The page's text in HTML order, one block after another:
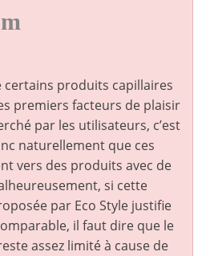
certains produits capillaires
premiers facteurs de plaisir
par les utilisateurs, c’est
naturellement que ces
vers des produits avec de
si cette
par Eco Style justifie
il faut dire que le
assez limité à cause de